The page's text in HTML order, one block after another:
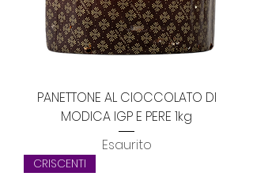
PANETTONE AL CIOCCOLATO DI
MODICA IGP E PERE 1kg
Esaurito
CRISCENTI